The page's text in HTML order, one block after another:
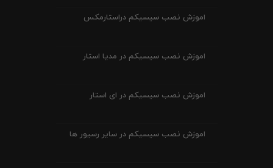
اموزش نصب سیسیکم دراستارمکس
اموزش نصب سیسیکم در مدیا استار
اموزش نصب سیسیکم در ای استار
اموزش نصب سیسیکم در سایر رسیور ها